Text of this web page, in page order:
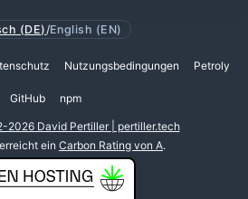
(DE) /English (EN)
Nutzungsbedingungen Petroly
GitHub npm
2026 David Pertiller | pertiller.tech
ein Carbon Rating von A.